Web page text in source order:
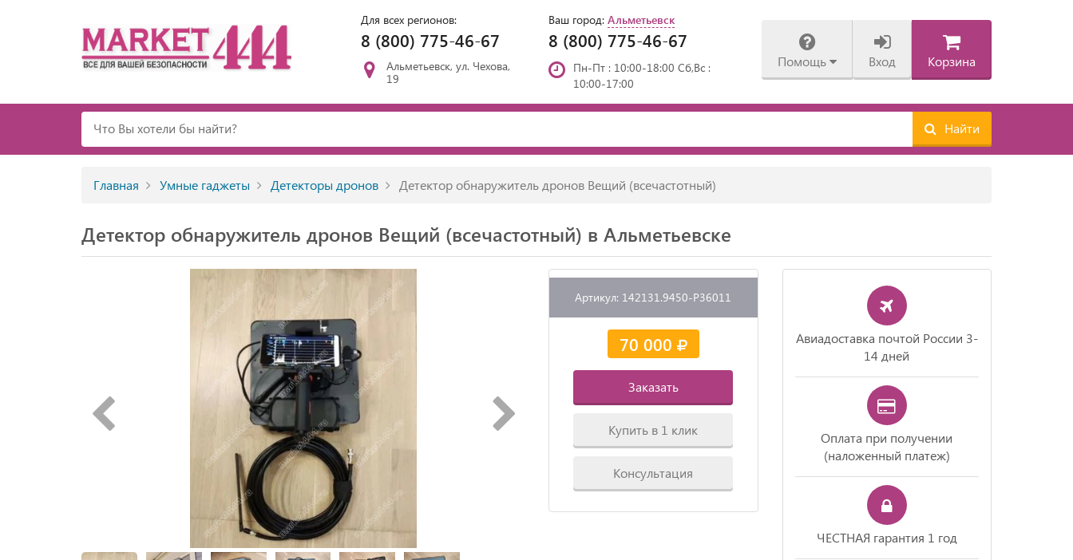
Для всех регионов:
8 (800) 775-46-67
Ваш город: Альметьевск
8 (800) 775-46-67
Альметьевск, ул. Чехова,
19
Пн-Пт : 10:00-18:00 Сб,Вс :
10:00-17:00
Помощь Вход Корзина
Найти
Главная Умные гаджеты Детекторы дронов Детектор обнаружитель дронов Вещий (всечастотный)
Детектор обнаружитель дронов Вещий (всечастотный) в Альметьевске
Артикул: 142131.9450-P36011
70 000
Заказать
Купить в 1 клик
Консультация
Авиадоставка почтой России 3-
14 дней
Оплата при получении
(наложенный платеж)
ЧЕСТНАЯ гарантия 1 год